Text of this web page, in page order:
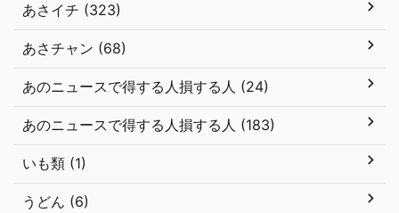
あさイチ (323)
あさチャン (68)
あのニュースで得する人損する人 (24)
あのニュースで得する人損する人 (183)
いも類 (1)
うどん (6)